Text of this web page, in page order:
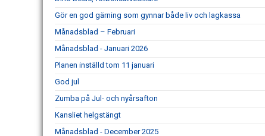
Gör en god gärning som gynnar både liv och lagkassa
Månadsblad – Februari
Månadsblad - Januari 2026
Planen inställd tom 11 januari
God jul
Zumba på Jul- och nyårsafton
Kansliet helgstängt
Månadsblad - December 2025